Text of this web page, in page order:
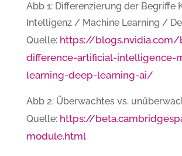
Abb 1: Differenzierung der Begriffe
Intelligenz / Machine Learning /
Quelle: https://
difference-artificial-intelligence-
learning-deep-learning-ai/
Abb 2: Überwachtes vs.
Quelle: https://
module.html